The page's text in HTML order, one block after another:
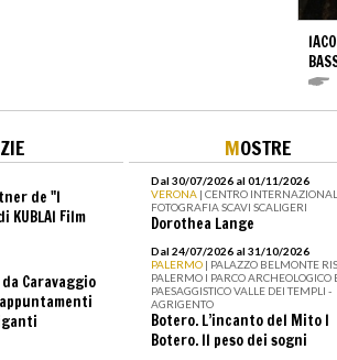
de "I
KUBLAI Film
Caravaggio
MOSTRE
Dal 30/07/2026 al 01/11/2026
VERONA | CENTRO
FOTOGRAFIA SCAVI SCALIGERI
Dorothea Lange
Dal 24/07/2026 al 31/10/2026
PALERMO | PALAZZO BELMONTE
PALERMO I PARCO ARCHEOLOGICO
PAESAGGISTICO VALLE DEI TEMPLI -
AGRIGENTO
Botero. L’incanto del Mito I
Botero. Il peso dei sogni